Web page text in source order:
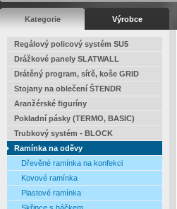
Kategorie Výrobce
Regálový policový systém SU5
Drážkové panely SLATWALL
Drátěný program, síťě, koše GRID
Stojany na oblečení ŠTENDR
Aranžérské figuríny
Pokladní pásky (TERMO, BASIC)
Trubkový systém - BLOCK
Ramínka na oděvy
Dřevěné ramínka na konfekci
Kovové ramínka
Plastové ramínka